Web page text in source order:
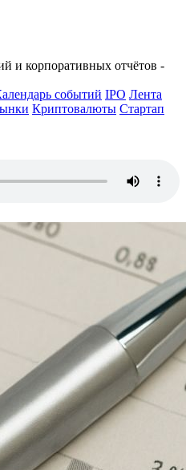
и корпоративных отчётов -
событий IPO Лента
Криптовалюты Стартап